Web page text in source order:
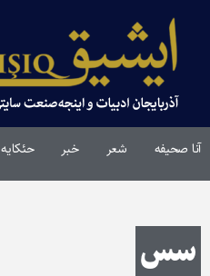
آنا صحیفه شعر خبر حئکایه
سس